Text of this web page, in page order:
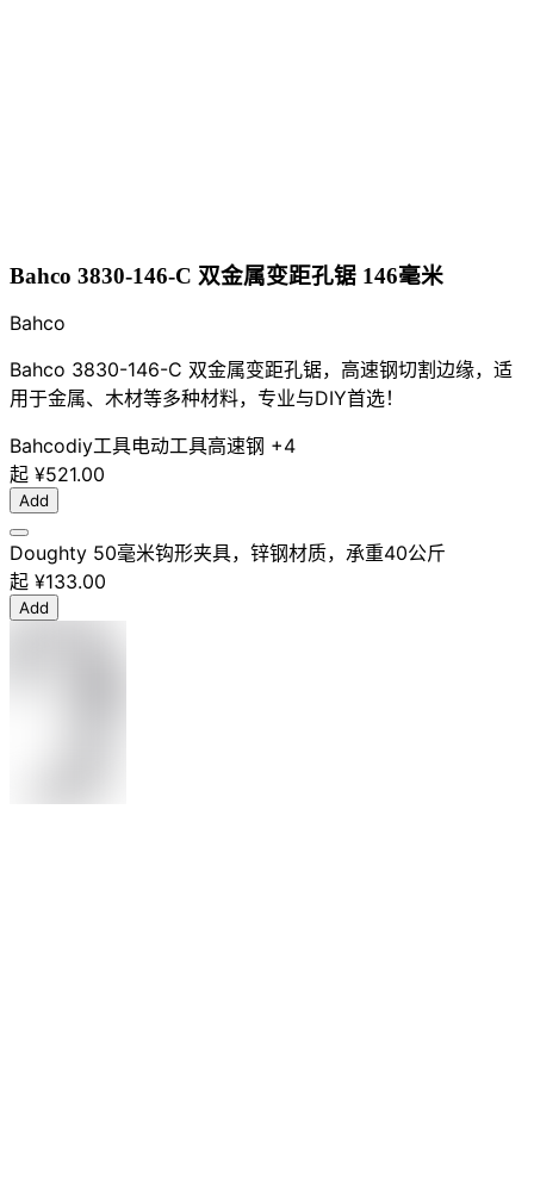
Bahco 3830-146-C 双金属变距孔锯 146毫米
Bahco
Bahco 3830-146-C 双金属变距孔锯，高速钢切割边缘，适
用于金属、木材等多种材料，专业与DIY首选！
Bahcodiy工具电动工具高速钢 +4
起 ¥521.00
Add
Doughty 50毫米钩形夹具，锌钢材质，承重40公斤
起 ¥133.00
Add